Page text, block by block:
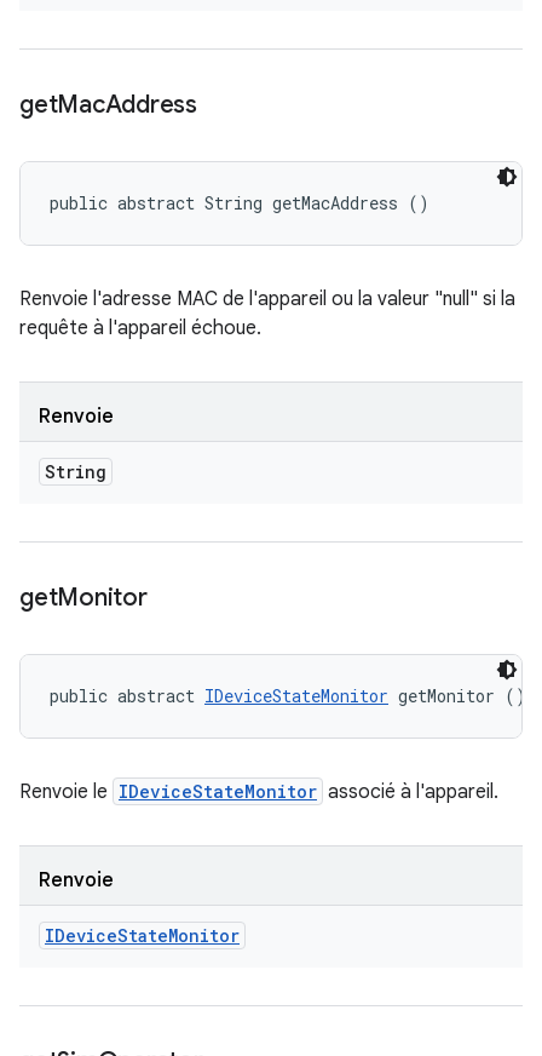
getMacAddress
public abstract String getMacAddress ()
Renvoie l'adresse MAC de l'appareil ou la valeur "null" si la
requête à l'appareil échoue.
Renvoie
String
getMonitor
public abstract IDeviceStateMonitor getMonitor ()
Renvoie le IDeviceStateMonitor associé à l'appareil.
Renvoie
IDeviceStateMonitor